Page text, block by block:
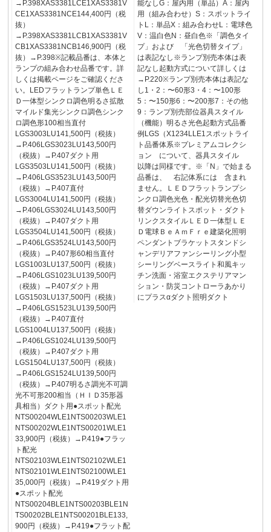
→P.398XAS3381LCE1XAS3381V
CE1XAS3381NCE144,400円（税
抜）
→P.398XAS3381LCB1XAS3381V
CB1XAS3381NCB146,900円（税
抜）→P.398※記載品番は、本体と
ランプの組み合わせ品番です。詳
しくは掲載ページをご確認くださ
い。LEDフラットランプ単色ＬＥ
Ｄ一体型シンクロ調色明るさ拡散
マイルド集光シンクロ調色シンク
ロ調色形100相当直付
LGS3003LU141,500円（税抜）
→P.406LGS3023LU143,500円
（税抜）→P.407ダクト用
LGS3503LU141,500円（税抜）
→P.406LGS3523LU143,500円
（税抜）→P.407直付
LGS3004LU141,500円（税抜）
→P.406LGS3024LU143,500円
（税抜）→P.407ダクト用
LGS3504LU141,500円（税抜）
→P.406LGS3524LU143,500円
（税抜）→P.407形60相当直付
LGS1003LU137,500円（税抜）
→P.406LGS1023LU139,500円
（税抜）→P.407ダクト用
LGS1503LU137,500円（税抜）
→P.406LGS1523LU139,500円
（税抜）→P.407直付
LGS1004LU137,500円（税抜）
→P.406LGS1024LU139,500円
（税抜）→P.407ダクト用
LGS1504LU137,500円（税抜）
→P.406LGS1524LU139,500円
（税抜）→P.407明るさ調光不可調
光不可形200相当（ＨＩＤ35形器
具相当）ダクト用●スポット配光
NTS00204WLE1NTS00203WLE1
NTS00202WLE1NTS00201WLE1
33,900円（税抜）→P.419●フラッ
ト配光
NTS02103WLE1NTS02102WLE1
NTS02101WLE1NTS02100WLE1
35,000円（税抜）→P.419ダクト用
●スポット配光
NTS00204BLE1NTS00203BLE1N
TS00202BLE1NTS00201BLE133,
900円（税抜）→P.419●フラット配
能なしG：屋内用（単品）A：屋内
用（組み合わせ）S：スポットライ
トL：単品X：組み合わせL：電球色
V：温白色N：昼白色※「調色タイ
プ」および 「光色切替タイプ」
は表記なし※ランプ別売本体は表
記なし起動方式について詳しくは
→P.220※ランプ別売本体は表記な
し1・2：〜60形3・4：〜100形
5：〜150形6：〜200形7：その他
9：ランプ別売部位器具スタイル
（機能）明るさ光色起動方式品番
例LGS（X1234LLE1スポットライ
ト品番体系※プレミアムコレクシ
ョン について、器具スタイル
以降は同様です。※「N」で始まる
品番は、 右記体系には 含まれ
ません。ＬＥＤフラットランプシ
ンクロ調色光色・配光切替光色切
替ダウンライトスポット・ダクト
リンクスタイルＬＥＤ一体型ＬＥ
Ｄ電球ＢｅＡｍＦｒｅ建築化照明
ペンダントブラケットスタンドシ
ャンデリアファンシーリング小型
シーリングベースライト和風キッ
チン洗面・浴室エクステリアマン
ション・防災コントローラあかり
にプラスαダクト照明ダクト